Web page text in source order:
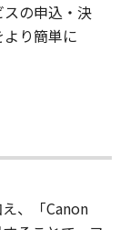
の申込・決
り簡単に
、「Canon